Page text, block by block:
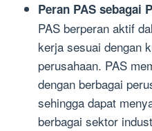
Peran PAS sebagai
PAS berperan aktif
kerja sesuai dengan
perusahaan. PAS
dengan berbagai
sehingga dapat
berbagai sektor